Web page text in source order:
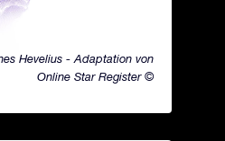
Hevelius - Adaptation von
Online Star Register ©